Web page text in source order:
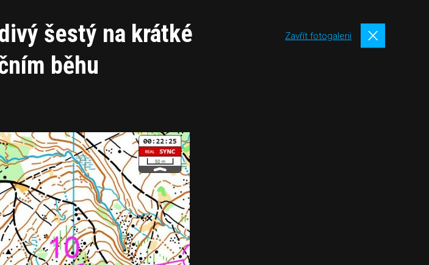
šestý na krátké
běhu
Zavřít fotogalerii